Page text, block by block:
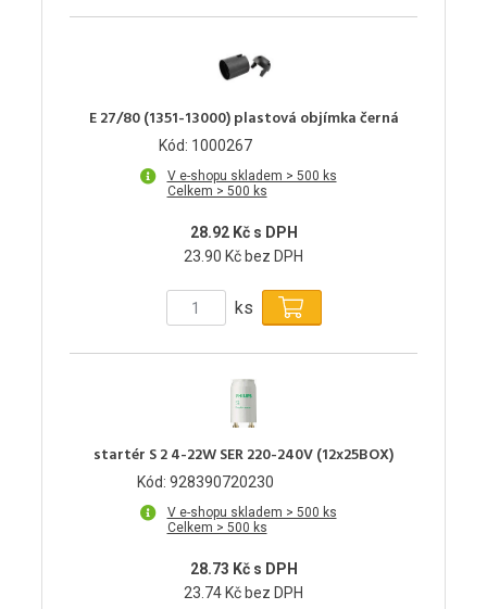
E 27/80 (1351-13000) plastová objímka černá
Kód: 1000267
V e-shopu skladem > 500 ks
Celkem > 500 ks
28.92 Kč s DPH
23.90 Kč bez DPH
ks
startér S 2 4-22W SER 220-240V (12x25BOX)
Kód: 928390720230
V e-shopu skladem > 500 ks
Celkem > 500 ks
28.73 Kč s DPH
23.74 Kč bez DPH